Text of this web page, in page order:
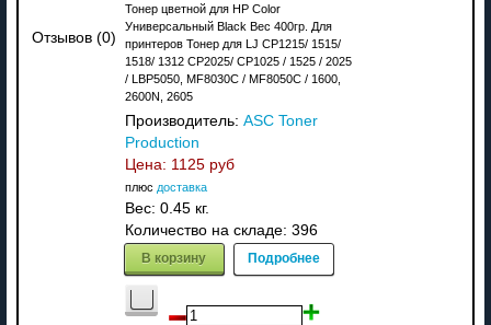
Отзывов (0)
Тонер цветной для HP Color
Универсальный Black Вес 400гр. Для
принтеров Тонер для LJ CP1215/ 1515/
1518/ 1312 CP2025/ CP1025 / 1525 / 2025
/ LBP5050, MF8030C / MF8050C / 1600,
2600N, 2605
Производитель: ASC Toner
Production
Цена: 1125 руб
плюс доставка
Вес: 0.45 кг.
Количество на складе: 396
В корзину Подробнее